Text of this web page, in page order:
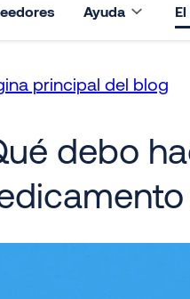
Ayuda
principal del blog
debo